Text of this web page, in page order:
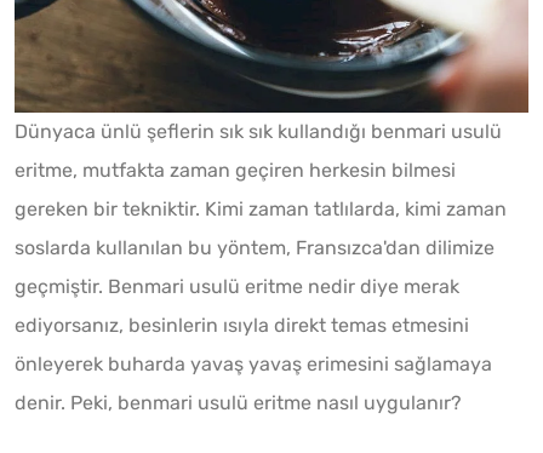
Dünyaca ünlü şeflerin sık sık kullandığı benmari usulü
eritme, mutfakta zaman geçiren herkesin bilmesi
gereken bir tekniktir. Kimi zaman tatlılarda, kimi zaman
soslarda kullanılan bu yöntem, Fransızca'dan dilimize
geçmiştir. Benmari usulü eritme nedir diye merak
ediyorsanız, besinlerin ısıyla direkt temas etmesini
önleyerek buharda yavaş yavaş erimesini sağlamaya
denir. Peki, benmari usulü eritme nasıl uygulanır?